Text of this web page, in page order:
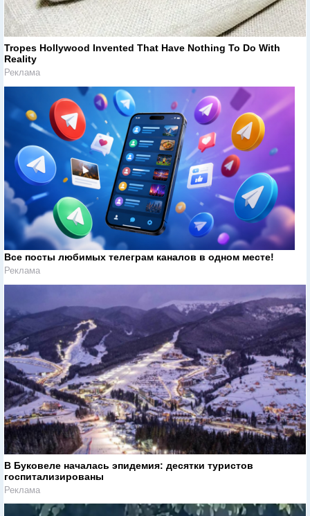
Tropes Hollywood Invented That Have Nothing To Do With
Reality
Реклама
Все посты любимых телеграм каналов в одном месте!
Реклама
В Буковеле началась эпидемия: десятки туристов
госпитализированы
Реклама